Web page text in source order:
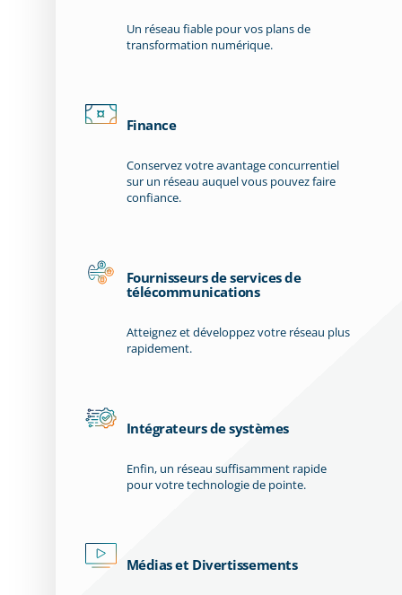
Un réseau fiable pour vos plans de
transformation numérique.
Finance
Conservez votre avantage concurrentiel
sur un réseau auquel vous pouvez faire
confiance.
Fournisseurs de services de
télécommunications
Atteignez et développez votre réseau plus
rapidement.
Intégrateurs de systèmes
Enfin, un réseau suffisamment rapide
pour votre technologie de pointe.
Médias et Divertissements